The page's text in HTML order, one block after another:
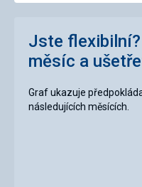
Jste
měsíc a
Graf ukazuje
následujících měsících.